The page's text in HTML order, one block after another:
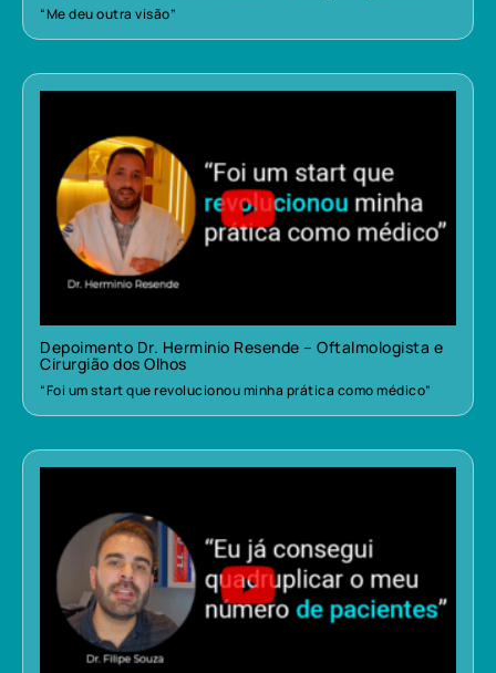
“Me deu outra visão”
Depoimento Dr. Herminio Resende – Oftalmologista e
Cirurgião dos Olhos
“Foi um start que revolucionou minha prática como médico”